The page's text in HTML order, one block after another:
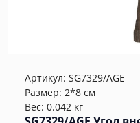
Артикул: SG7329/AGE
Размер: 2*8 см
Вес: 0.042 кг